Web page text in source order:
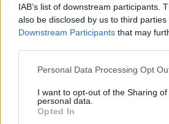
IAB’s list of downstream participants.
also be disclosed by us to third parties
Downstream Participants that may
Please note that this website/app
not limited to your visit or usage
grant or deny consent to Google and
use your data for below specified
Personal Data Processing Opt
I want to opt-out of the Sharing of
personal data.
Opted In
Continua a leggere
SERVIZI PER LE AZIENDE